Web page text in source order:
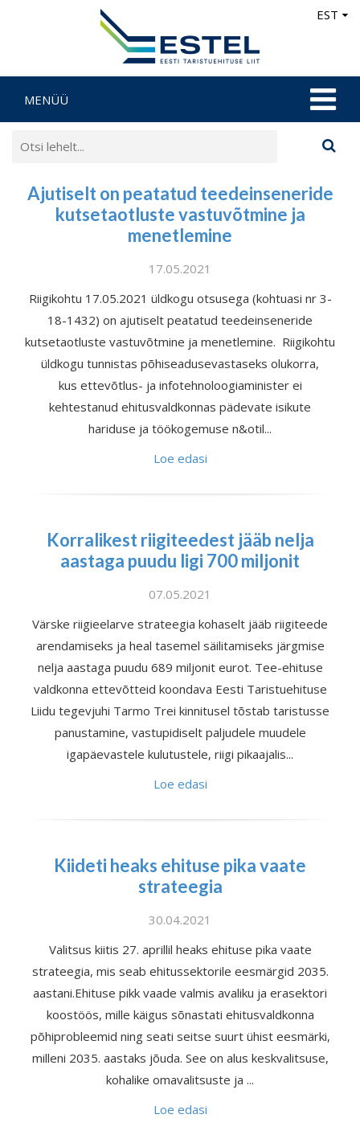
EST
MENÜÜ
Ajutiselt on peatatud teedeinseneride
kutsetaotluste vastuvõtmine ja
menetlemine
17.05.2021
Riigikohtu 17.05.2021 üldkogu otsusega (kohtuasi nr 3-
18-1432) on ajutiselt peatatud teedeinseneride
kutsetaotluste vastuvõtmine ja menetlemine. Riigikohtu
üldkogu tunnistas põhiseadusevastaseks olukorra,
kus ettevõtlus- ja infotehnoloogiaminister ei
kehtestanud ehitusvaldkonnas pädevate isikute
hariduse ja töökogemuse n&otil...
Loe edasi
Korralikest riigiteedest jääb nelja
aastaga puudu ligi 700 miljonit
07.05.2021
Värske riigieelarve strateegia kohaselt jääb riigiteede
arendamiseks ja heal tasemel säilitamiseks järgmise
nelja aastaga puudu 689 miljonit eurot. Tee-ehituse
valdkonna ettevõtteid koondava Eesti Taristuehituse
Liidu tegevjuhi Tarmo Trei kinnitusel tõstab taristusse
panustamine, vastupidiselt paljudele muudele
igapäevastele kulutustele, riigi pikaajalis...
Loe edasi
Kiideti heaks ehituse pika vaate
strateegia
30.04.2021
Valitsus kiitis 27. aprillil heaks ehituse pika vaate
strateegia, mis seab ehitussektorile eesmärgid 2035.
aastani.Ehituse pikk vaade valmis avaliku ja erasektori
koostöös, mille käigus sõnastati ehitusvaldkonna
põhiprobleemid ning seati seitse suurt ühist eesmärki,
milleni 2035. aastaks jõuda. See on alus keskvalitsuse,
kohalike omavalitsuste ja ...
Loe edasi